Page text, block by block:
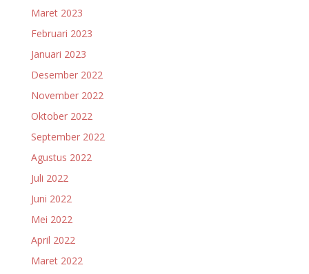
Maret 2023
Februari 2023
Januari 2023
Desember 2022
November 2022
Oktober 2022
September 2022
Agustus 2022
Juli 2022
Juni 2022
Mei 2022
April 2022
Maret 2022